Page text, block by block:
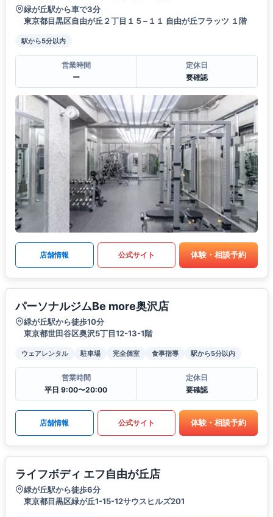
緑が丘駅から車で3分
東京都目黒区自由が丘２丁目１５−１１ 自由が丘フラッツ １階
駅から5分以内
営業時間
ー
定休日
要確認
店舗情報 公式サイト 体験・相談予約
パーソナルジムBe more奥沢店
緑が丘駅から徒歩10分
東京都世田谷区奥沢5丁目12-13-1階
ウェアレンタル 駐車場 完全個室 食事指導 駅から5分以内
営業時間
平日 9:00〜20:00
定休日
要確認
店舗情報 公式サイト 体験・相談予約
ライフボディ エフ自由が丘店
緑が丘駅から徒歩6分
東京都目黒区緑が丘1-15-12サウスヒルズ201